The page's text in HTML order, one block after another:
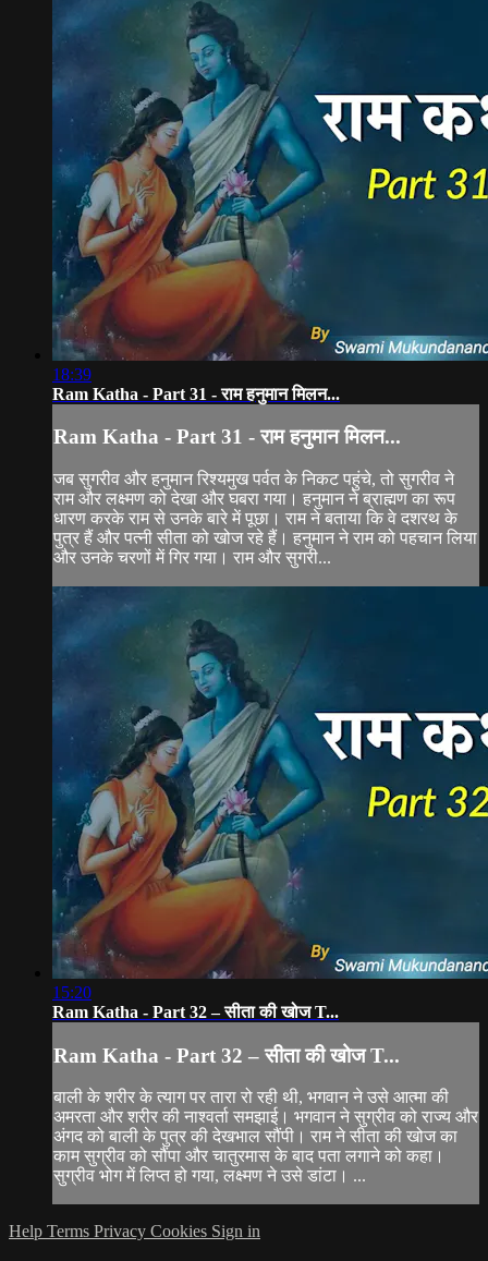
18:39
Ram Katha - Part 31 - राम हनुमान मिलन...
Ram Katha - Part 31 - राम हनुमान मिलन...
जब सुगरीव और हनुमान रिश्यमुख पर्वत के निकट पहुंचे, तो सुगरीव ने
राम और लक्ष्मण को देखा और घबरा गया। हनुमान ने ब्राह्मण का रूप
धारण करके राम से उनके बारे में पूछा। राम ने बताया कि वे दशरथ के
पुत्र हैं और पत्नी सीता को खोज रहे हैं। हनुमान ने राम को पहचान लिया
और उनके चरणों में गिर गया। राम और सुगरी...
15:20
Ram Katha - Part 32 – सीता की खोज T...
Ram Katha - Part 32 – सीता की खोज T...
बाली के शरीर के त्याग पर तारा रो रही थी, भगवान ने उसे आत्मा की
अमरता और शरीर की नाश्वर्ता समझाई। भगवान ने सुग्रीव को राज्य और
अंगद को बाली के पुत्र की देखभाल सौंपी। राम ने सीता की खोज का
काम सुग्रीव को सौंपा और चातुरमास के बाद पता लगाने को कहा।
सुग्रीव भोग में लिप्त हो गया, लक्ष्मण ने उसे डांटा। ...
Help Terms Privacy Cookies Sign in